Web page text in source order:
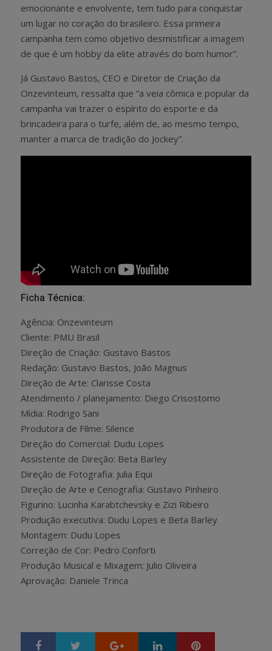
emocionante e envolvente, tem tudo para conquistar
um lugar no coração do brasileiro. Essa primeira
campanha tem como objetivo desmistificar a imagem
de que é um hobby da elite através do bom humor”.
Já Gustavo Bastos, CEO e Diretor de Criação da
Onzevinteum, ressalta que “a veia cômica e popular da
campanha vai trazer o espírito do esporte e da
brincadeira para o turfe, além de, ao mesmo tempo,
manter a marca de tradição do Jockey”.
Ficha Técnica:
Agência: Onzevinteum
Cliente: PMU Brasil
Direção de Criação: Gustavo Bastos
Redação: Gustavo Bastos, João Magnus
Direção de Arte: Clarisse Costa
Atendimento / planejamento: Diego Crisostomo
Mídia: Rodrigo Sani
Produtora de Filme: Silence
Direção do Comercial: Dudu Lopes
Assistente de Direção: Beta Barley
Direção de Fotografia: Julia Equi
Direção de Arte e Cenografia: Gustavo Pinheiro
Figurino: Lucinha Karabtchevsky e Zizi Ribeiro
Produção executiva: Dudu Lopes e Beta Barley
Montagem: Dudu Lopes
Correção de Cor: Pedro Conforti
Produção Musical e Mixagem: Julio Oliveira
Aprovação: Daniele Trinca
Google+ LinkedIn